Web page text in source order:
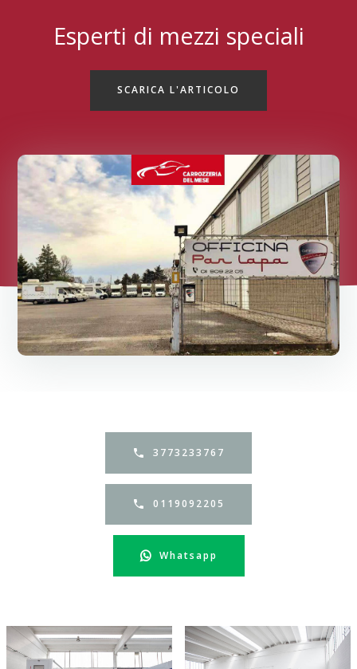
Esperti di mezzi speciali
SCARICA L'ARTICOLO
3773233767
0119092205
Whatsapp